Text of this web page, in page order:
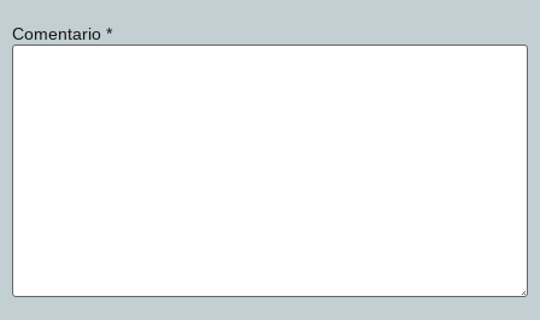
Comentario *